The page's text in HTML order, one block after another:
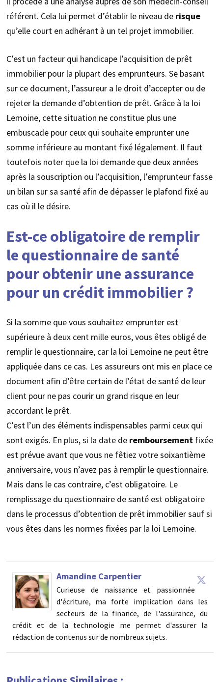
référent. Cela lui permet d’établir le niveau de risque
qu’elle court en adhérant à un tel projet immobilier.
C’est un facteur qui handicape l’acquisition de prêt
immobilier pour la plupart des emprunteurs. Se basant
sur ce document, l’assureur a le droit d’accepter ou de
rejeter la demande d’obtention de prêt. Grâce à la loi
Lemoine, cette situation ne constitue plus une
embuscade pour ceux qui souhaite emprunter une
somme inférieure au montant fixé légalement. Il faut
toutefois noter que la loi demande que deux années
après la souscription ou l’acquisition, l’emprunteur fasse
un bilan sur sa santé afin de dépasser le plafond fixé au
cas où il le désire.
Est-ce obligatoire de remplir
le questionnaire de santé
pour obtenir une assurance
pour un crédit immobilier ?
Si la somme que vous souhaitez emprunter est
supérieure à deux cent mille euros, vous êtes obligé de
remplir le questionnaire, car la loi Lemoine ne peut être
appliquée dans ce cas. Les assureurs ont mis en place ce
document afin d’être certain de l’état de santé de leur
client pour ne pas courir un grand risque en leur
accordant le prêt.
C’est l’un des éléments indispensables parmi ceux qui
sont exigés. En plus, si la date de remboursement fixée
est prévue avant que vous ne fêtiez votre soixantième
anniversaire, vous n’avez pas à remplir le questionnaire.
Mais dans le cas contraire, c’est obligatoire. Le
remplissage du questionnaire de santé est obligatoire
dans le processus d’obtention de prêt immobilier sauf si
vous êtes dans les normes fixées par la loi Lemoine.
Amandine Carpentier
Curieuse de naissance et passionnée
d'écriture, ma forte implication dans les
secteurs de la finance, de l'assurance, du
crédit et de la technologie me permet d'assurer la
rédaction de contenus sur de nombreux sujets.